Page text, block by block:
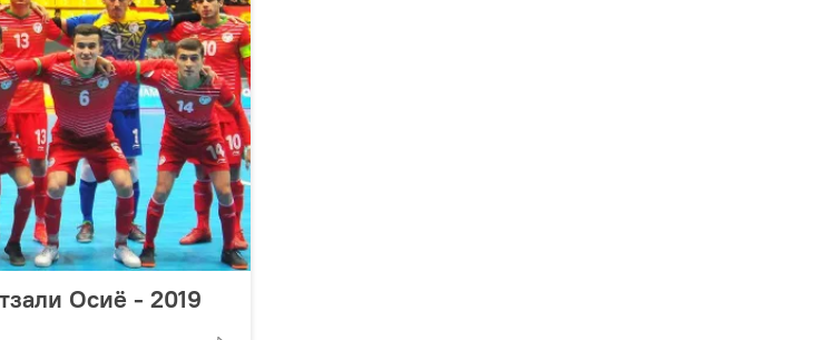
Осиё - 2019